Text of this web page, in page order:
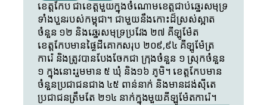
ខេត្តកែប ជាខេត្តមួយក្នុងចំណោមខេត្តជាប់ឆ្នេរសមុទ្រ
ទាំងបួនរបស់កម្ពុជា។ ជាមួយនឹងកោះដ៏ស្រស់ស្អាត
ចំនួន ១២ និងឆ្នេរសមុទ្រប្រវែង ២៧ គីឡូម៉ែត
ខេត្តកែបមានផ្ទៃដីគោកសរុប ២០៩,៩៤ គីឡូម៉ែត្រ
ការ៉េ និងត្រូវបានបែងចែកជា ក្រុងចំនួន ១ ស្រុកចំនួន
១ ក្នុងនោះរួមមាន ៥ ឃុំ និង១៦ ភូមិ។ ខេត្តកែបមាន
ចំនួនប្រជាជនជាង ៤៥ ពាន់នាក់ និងមានដង់ស៊ីតេ
ប្រជាជនត្រឹមតែ ២១៤ នាក់ក្នុងមួយគីឡូម៉ែតការ៉េ។